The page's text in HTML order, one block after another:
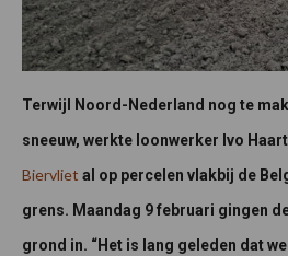
Terwijl Noord-Nederland nog te
sneeuw, werkte loonwerker Ivo
Biervliet al op percelen vlakbij de
grens. Maandag 9 februari gingen
grond in. “Het is lang geleden dat